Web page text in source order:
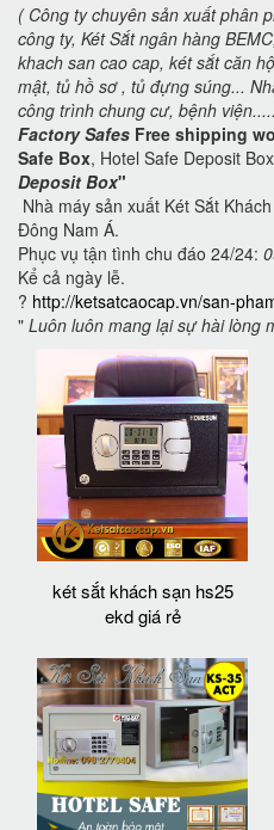
( Công ty chuyên sản xuất phân
công ty, Két Sắt ngân hàng
khach san cao cap, két sắt căn
mật, tủ hồ sơ , tủ đựng súng...
công trình chung cư, bệnh
Factory Safes Free shipping
Safe Box, Hotel Safe Deposit
Deposit Box"
Nhà máy sản xuất Két Sắt
Đông Nam Á.
Phục vụ tận tình chu đáo 24/24:
Kể cả ngày lễ.
? http://ketsatcaocap.vn/san-
" Luôn luôn mang lại sự hài lòng
két sắt khách sạn hs25
ekd giá rẻ